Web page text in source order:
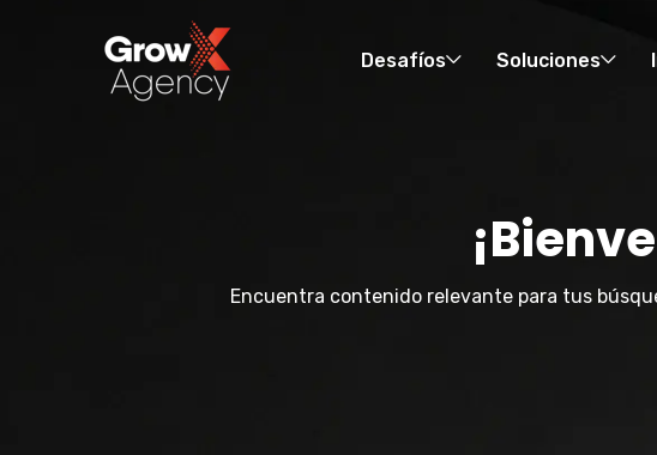
Desafíos Soluciones
Encuentra contenido relevante para tus